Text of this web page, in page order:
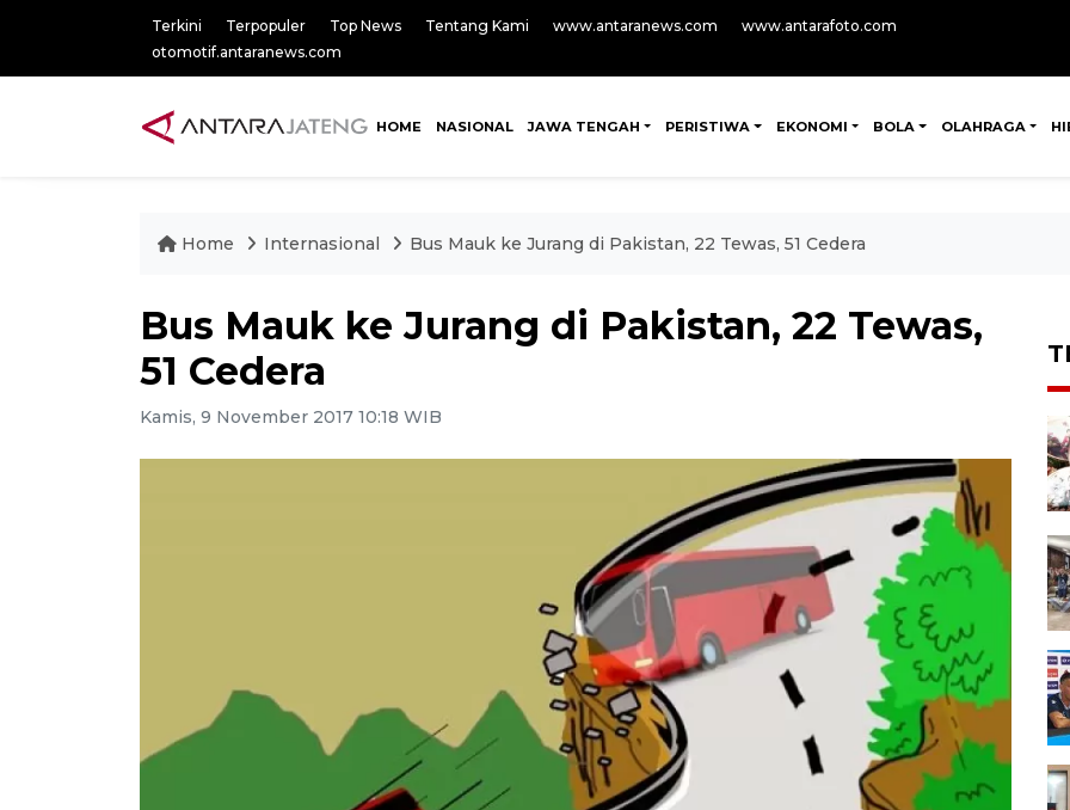
Terkini Terpopuler Top News Tentang Kami www.antaranews.com
www.antarafoto.com
otomotif.antaranews.com
HOME NASIONAL JAWA TENGAH PERISTIWA EKONOMI BOLA OLAHRAGA
Home Internasional Bus Mauk ke Jurang di Pakistan, 22 Tewas, 51 Cedera
Bus Mauk ke Jurang di Pakistan, 22 Tewas,
51 Cedera
Kamis, 9 November 2017 10:18 WIB